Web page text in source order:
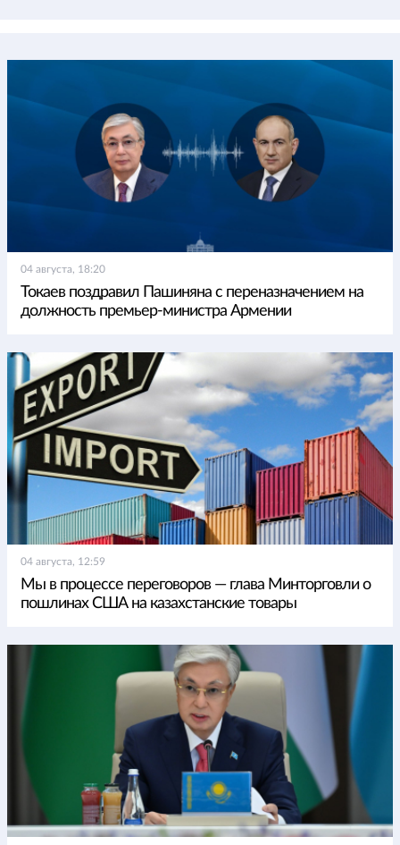
04 августа, 18:20
Токаев поздравил Пашиняна с переназначением на
должность премьер-министра Армении
04 августа, 12:59
Мы в процессе переговоров — глава Минторговли о
пошлинах США на казахстанские товары